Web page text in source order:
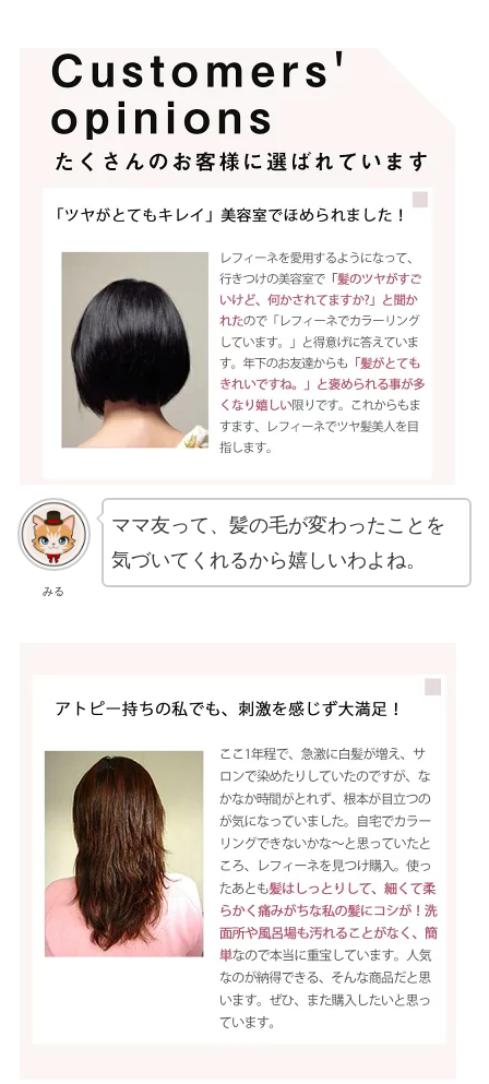
みる
ママ友って、髪の毛が変わったことを
気づいてくれるから嬉しいわよね。